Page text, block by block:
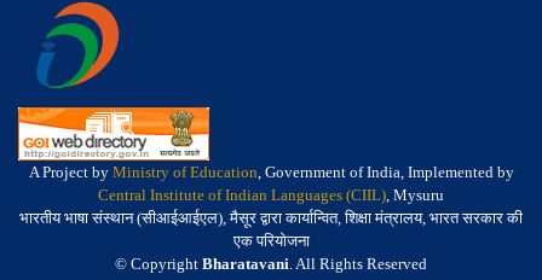
A Project by Ministry of Education, Government of India, Implemented by
Central Institute of Indian Languages (CIIL), Mysuru
भारतीय भाषा संस्थान (सीआईआईएल), मैसूर द्वारा कार्यान्वित, शिक्षा मंत्रालय, भारत सरकार की
एक परियोजना
© Copyright Bharatavani. All Rights Reserved